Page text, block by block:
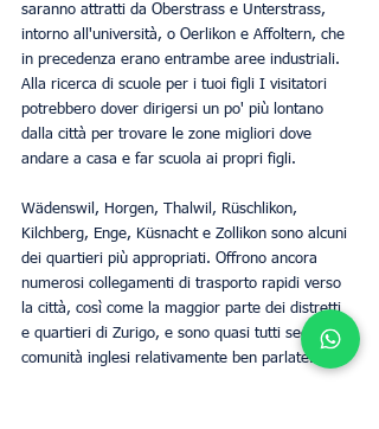
saranno attratti da Oberstrass e Unterstrass,
intorno all'università, o Oerlikon e Affoltern, che
in precedenza erano entrambe aree industriali.
Alla ricerca di scuole per i tuoi figli I visitatori
potrebbero dover dirigersi un po' più lontano
dalla città per trovare le zone migliori dove
andare a casa e far scuola ai propri figli.
Wädenswil, Horgen, Thalwil, Rüschlikon,
Kilchberg, Enge, Küsnacht e Zollikon sono alcuni
dei quartieri più appropriati. Offrono ancora
numerosi collegamenti di trasporto rapidi verso
la città, così come la maggior parte dei distretti
e quartieri di Zurigo, e sono quasi tutti sede di
comunità inglesi relativamente ben parlate.